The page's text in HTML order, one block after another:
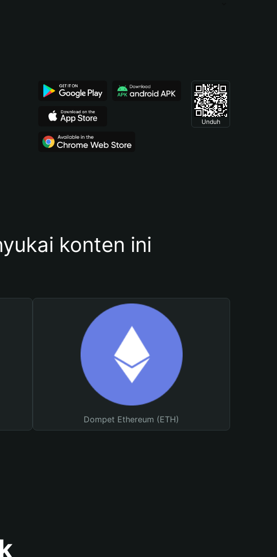
Unduh
konten ini
Dompet Ethereum (ETH)